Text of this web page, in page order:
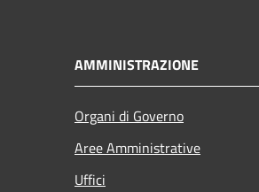
AMMINISTRAZIONE
Organi di Governo
Aree Amministrative
Uffici